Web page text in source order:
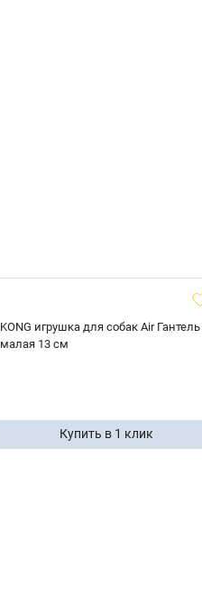
KONG игрушка для собак Air Гантель
малая 13 см
Купить в 1 клик